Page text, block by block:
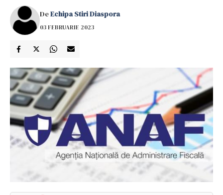
DeEchipa Stiri Diaspora
03 FEBRUARIE 2023